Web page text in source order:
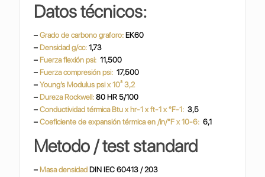
Datos técnicos:
– Grado de carbono graforo: EK60
– Densidad g/cc:1,73
– Fuerza flexión psi:11,500
– Fuerza compresión psi:17,500
– Young’s Modulus psi x 10³ 3,2
– Dureza Rockwell:80 HR 5/100
–Conductividad térmica Btu x hr-1 x ft-1 x °F-1:3,5
– Coeficiente de expansión térmica en /in/°F x 10-6: 6,1
Metodo / test standard
– Masa densidad DIN IEC 60413 / 203